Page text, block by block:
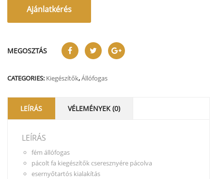
Ajánlatkérés
MEGOSZTÁS
CATEGORIES: Kiegészítők,Állófogas
LEÍRÁS VÉLEMÉNYEK (0)
LEÍRÁS
fém állófogas
pácolt fa kiegészítők cseresznyére pácolva
esernyőtartós kialakítás